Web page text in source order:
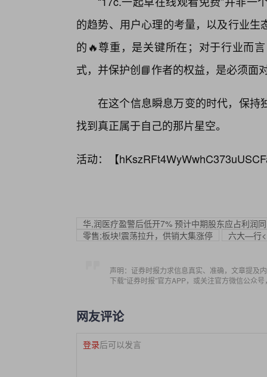
的趋势、用户心理的考量，以及行业
的🔥尊重，是关键所在；对于行业而
式，并保护创📘作者的权益，是必须面
在这个信息瞬息万变的时代，保持
找到真正属于自己的那片星空。
活动：【
华,润医疗盈警后低开7% 预计中期股东应占利润
零售;板块!震荡拉升，供销大集涨停
六大—行<
声明：证券时报力求信息真实、准确，文章提及
下载“证券时报”官方APP，或关注官方微信公众
网友评论
登录后可以发言